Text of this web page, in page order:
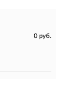
0 руб.